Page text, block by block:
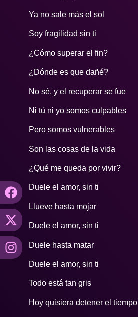
Ya no sale más el sol
Soy fragilidad sin ti
¿Cómo superar el fin?
¿Dónde es que dañé?
No sé, y el recuperar se fue
Ni tú ni yo somos culpables
Pero somos vulnerables
Son las cosas de la vida
¿Qué me queda por vivir?
Duele el amor, sin ti
Llueve hasta mojar
Duele el amor, sin ti
Duele hasta matar
Duele el amor, sin ti
Todo está tan gris
Hoy quisiera detener el tiempo